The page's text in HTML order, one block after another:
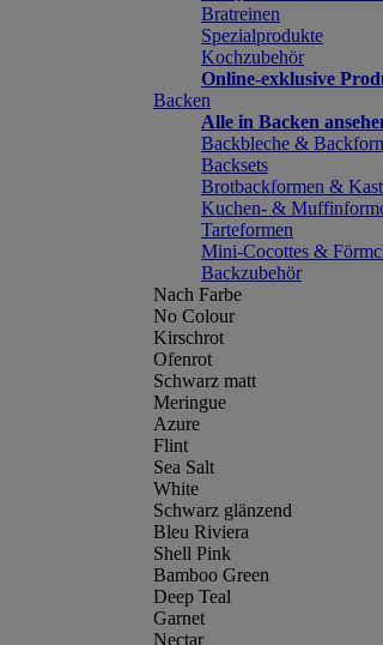
Bratreinen
Spezialprodukte
Kochzubehör
Online-exklusive
Backen
Alle in Backen
Backbleche &
Backsets
Brotbackformen &
Kuchen- &
Tarteformen
Mini-Cocottes &
Backzubehör
Nach Farbe
No Colour
Kirschrot
Ofenrot
Schwarz matt
Meringue
Azure
Flint
Sea Salt
White
Schwarz glänzend
Bleu Riviera
Shell Pink
Bamboo Green
Deep Teal
Garnet
Nectar